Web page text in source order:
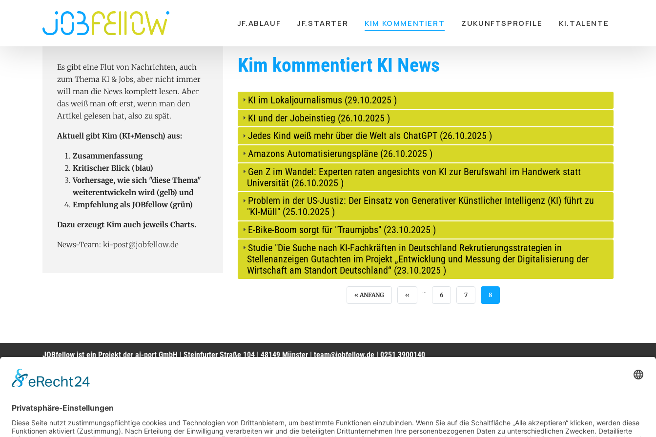
JF.ABLAUF JF.STARTER KIM KOMMENTIERT ZUKUNFTSPROFILE KI.TALENTE
Kim kommentiert KI News
KI im Lokaljournalismus (29.10.2025 )
KI und der Jobeinstieg (26.10.2025 )
Jedes Kind weiß mehr über die Welt als ChatGPT (26.10.2025 )
Amazons Automatisierungspläne (26.10.2025 )
Gen Z im Wandel: Experten raten angesichts von KI zur Berufswahl im Handwerk statt
Universität (26.10.2025 )
Problem in der US-Justiz: Der Einsatz von Generativer Künstlicher Intelligenz (KI) führt zu
"KI-Müll" (25.10.2025 )
E-Bike-Boom sorgt für "Traumjobs" (23.10.2025 )
Studie "Die Suche nach KI-Fachkräften in Deutschland Rekrutierungsstrategien in
Stellenanzeigen Gutachten im Projekt „Entwicklung und Messung der Digitalisierung der
Wirtschaft am Standort Deutschland“ (23.10.2025 )
ERSTE SEITE
« ANFANG VORHERIGE SEITE
‹‹
… SEITE
6 SEITE
7 AKTUELLE SEITE
8
Es gibt eine Flut von Nachrichten, auch
zum Thema KI & Jobs, aber nicht immer
will man die News komplett lesen. Aber
das weiß man oft erst, wenn man den
Artikel gelesen hat, also zu spät.
Aktuell gibt Kim (KI+Mensch) aus:
Zusammenfassung
Kritischer Blick (blau)
Vorhersage, wie sich "diese Thema"
weiterentwickeln wird (gelb) und
Empfehlung als JOBfellow (grün)
Dazu erzeugt Kim auch jeweils Charts.
News-Team: ki-post@jobfellow.de
JOBfellow ist ein Projekt der ai-port GmbH | Steinfurter Straße 104 | 48149 Münster | team@jobfellow.de | 0251 3900140